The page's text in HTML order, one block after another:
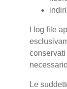
I log file
Le